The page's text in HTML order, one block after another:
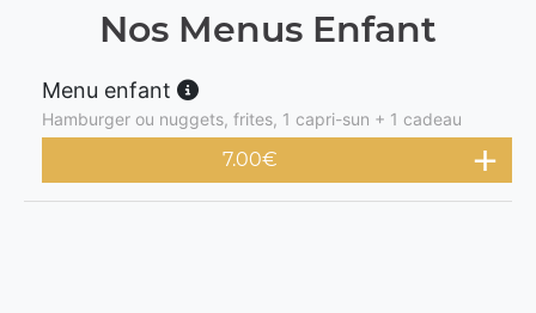
Nos Menus Enfant
Menu enfant
Hamburger ou nuggets, frites, 1 capri-sun + 1 cadeau
7.00€